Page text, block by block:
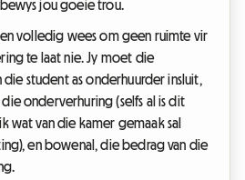
jou goeie trou.
volledig wees om geen ruimte vir
te laat nie. Jy moet die
student as onderhuurder insluit,
onderverhuring (selfs al is dit
wat van die kamer gemaak sal
en bowenal, die bedrag van die